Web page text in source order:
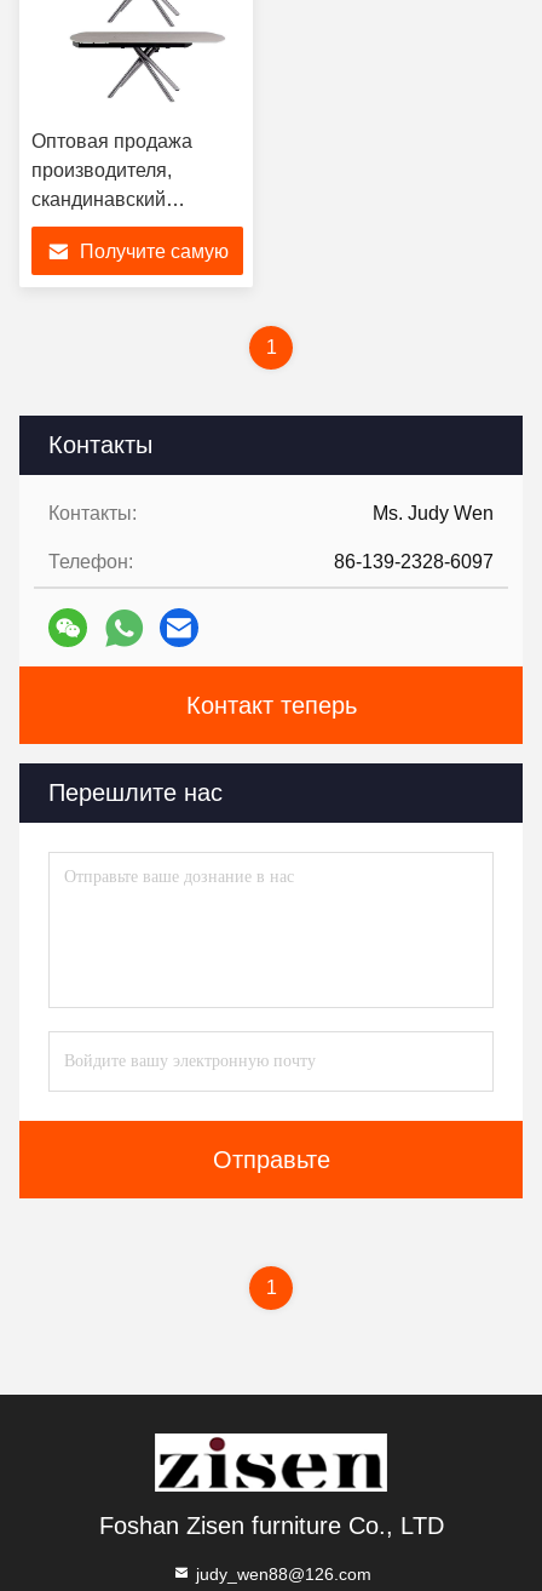
Контакты
Контакты: Ms. Judy Wen
Телефон: 86-139-2328-6097
Контакт теперь
Перешлите нас
Отправьте
Оптовая продажа
производителя,
скандинавский
бытовой
металлический
обеденный стол,
столовой
Получите самую
1
1
Foshan Zisen furniture Co., LTD
judy_wen88@126.com